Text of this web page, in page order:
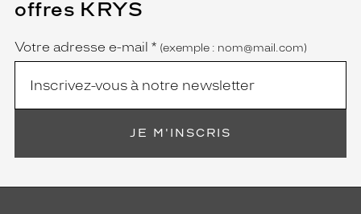
offres KRYS
Name
Votre adresse e-mail *
est
(exemple : nom@mail.com)
JE M'INSCRIS